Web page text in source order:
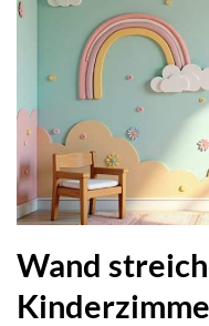
Wand